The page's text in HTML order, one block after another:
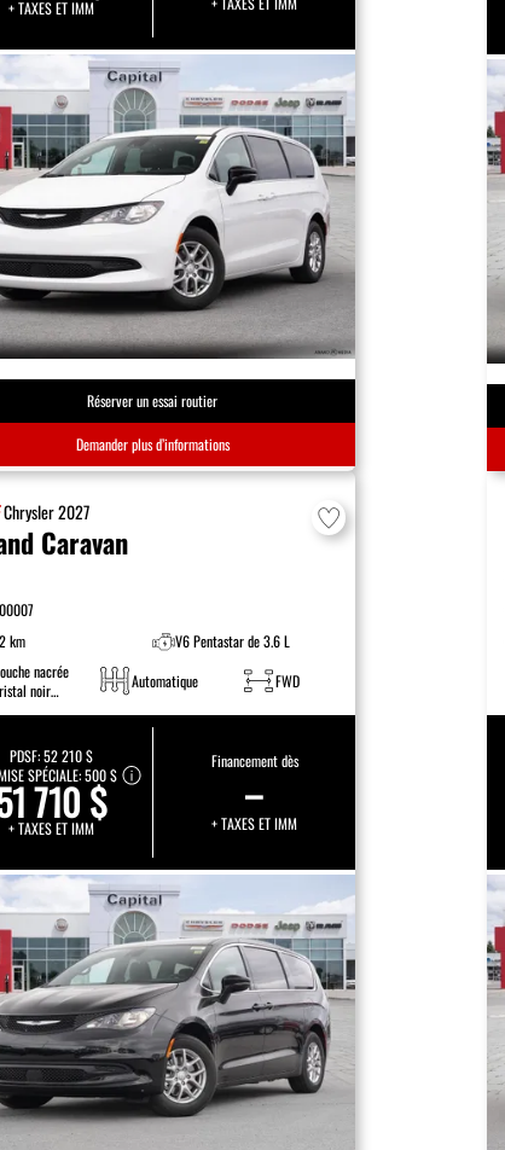
+ TAXES ET IMM
Réserver un essai routier
Demander plus d’informations
Chrysler2027
Caravan
km
V6 Pentastar de 3.6 L
nacrée
noir
Automatique FWD
PDSF:52 210 $
SPÉCIALE:500 $
710 $
+ TAXES ET IMM
Financement dès
–
+ TAXES ET IMM